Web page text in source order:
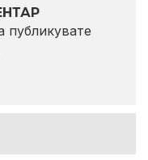
публикувате